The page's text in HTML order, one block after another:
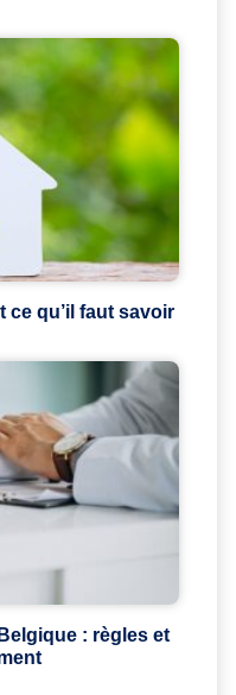
ce qu’il faut savoir
: règles et